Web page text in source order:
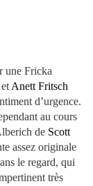
une Fricka
Anett Fritsch
d’urgence.
au cours
de Scott
assez originale
le regard, qui
très